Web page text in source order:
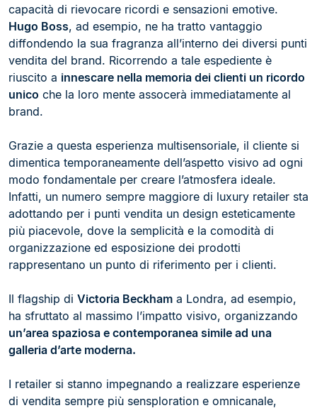
capacità di rievocare ricordi e sensazioni emotive.
Hugo Boss, ad esempio, ne ha tratto vantaggio
diffondendo la sua fragranza all’interno dei diversi punti
vendita del brand. Ricorrendo a tale espediente è
riuscito a innescare nella memoria dei clienti un ricordo
unico che la loro mente assocerà immediatamente al
brand.
Grazie a questa esperienza multisensoriale, il cliente si
dimentica temporaneamente dell’aspetto visivo ad ogni
modo fondamentale per creare l’atmosfera ideale.
Infatti, un numero sempre maggiore di luxury retailer sta
adottando per i punti vendita un design esteticamente
più piacevole, dove la semplicità e la comodità di
organizzazione ed esposizione dei prodotti
rappresentano un punto di riferimento per i clienti.
Il flagship di Victoria Beckham a Londra, ad esempio,
ha sfruttato al massimo l’impatto visivo, organizzando
un’area spaziosa e contemporanea simile ad una
galleria d’arte moderna.
I retailer si stanno impegnando a realizzare esperienze
di vendita sempre più sensploration e omnicanale,